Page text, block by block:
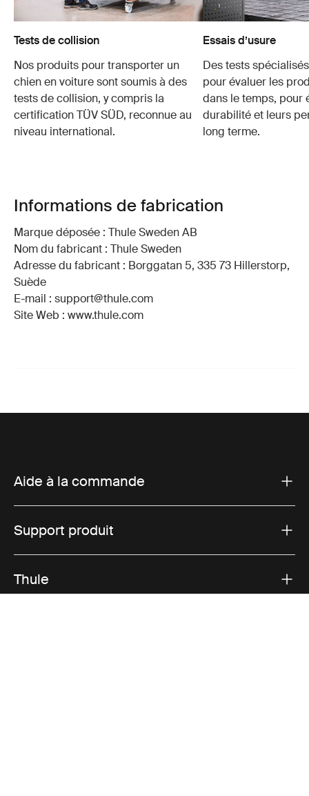
Tests de collision
Nos produits pour transporter un
chien en voiture sont soumis à des
tests de collision, y compris la
certification TÜV SÜD, reconnue au
niveau international.
Essais d’usure
Des tests
pour évaluer les
dans le temps, pour
durabilité et leurs
long terme.
Informations de fabrication
Marque déposée : Thule Sweden AB
Nom du fabricant : Thule Sweden
Adresse du fabricant : Borggatan 5, 335 73 Hillerstorp,
Suède
E-mail : support@thule.com
Site Web : www.thule.com
Aide à la commande
Support produit
Thule